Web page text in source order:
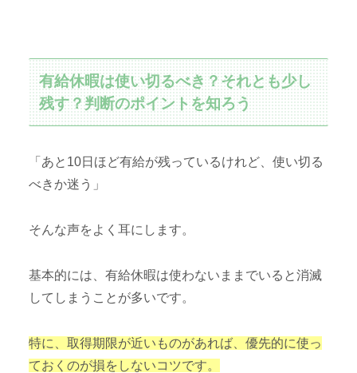
有給休暇は使い切るべき？それとも少し
残す？判断のポイントを知ろう
「あと10日ほど有給が残っているけれど、使い切る
べきか迷う」
そんな声をよく耳にします。
基本的には、有給休暇は使わないままでいると消滅
してしまうことが多いです。
特に、取得期限が近いものがあれば、優先的に使っ
ておくのが損をしないコツです。